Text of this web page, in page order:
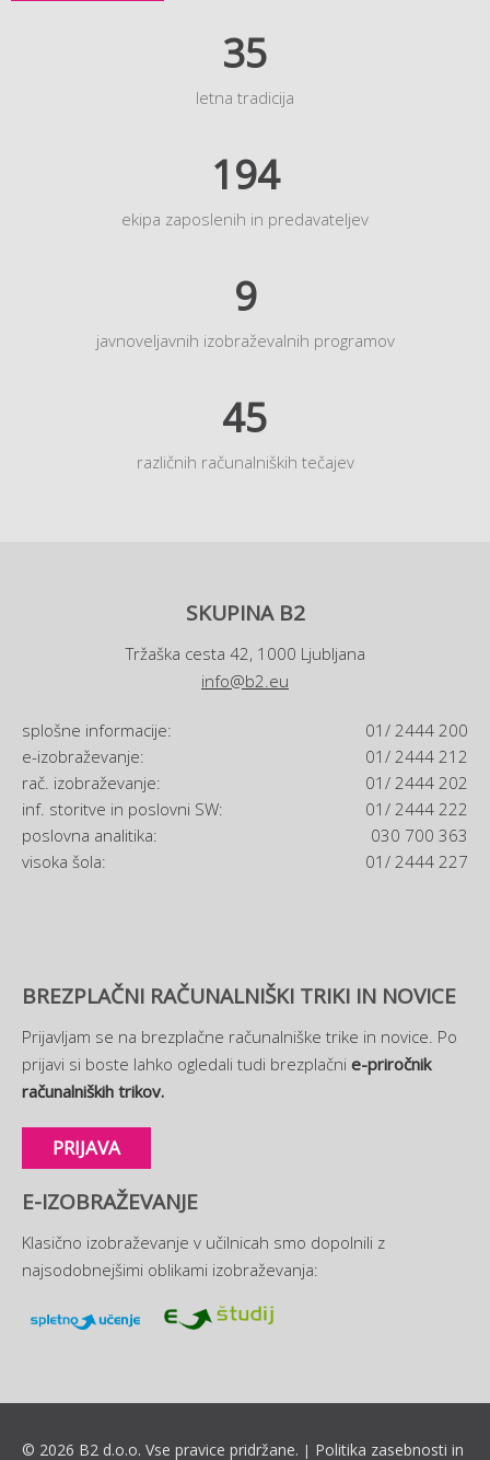
35
letna tradicija
194
ekipa zaposlenih in predavateljev
9
javnoveljavnih izobraževalnih programov
45
različnih računalniških tečajev
SKUPINA B2
Tržaška cesta 42, 1000 Ljubljana
info@b2.eu
splošne informacije:
01/ 2444 200
e-izobraževanje:
01/ 2444 212
rač. izobraževanje:
01/ 2444 202
inf. storitve in poslovni SW:
01/ 2444 222
poslovna analitika:
030 700 363
visoka šola:
01/ 2444 227
BREZPLAČNI RAČUNALNIŠKI TRIKI IN NOVICE
Prijavljam se na brezplačne računalniške trike in novice. Po
prijavi si boste lahko ogledali tudi brezplačni e-priročnik
računalniških trikov.
PRIJAVA
E-IZOBRAŽEVANJE
Klasično izobraževanje v učilnicah smo dopolnili z
najsodobnejšimi oblikami izobraževanja:
© 2026 B2 d.o.o. Vse pravice pridržane. | Politika zasebnosti in